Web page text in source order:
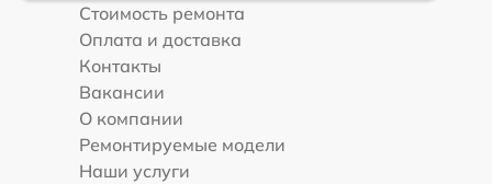
Стоимость ремонта
Оплата и доставка
Контакты
Вакансии
О компании
Ремонтируемые модели
Наши услуги